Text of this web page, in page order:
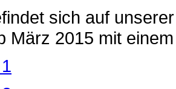
sich auf
März 2015 mit